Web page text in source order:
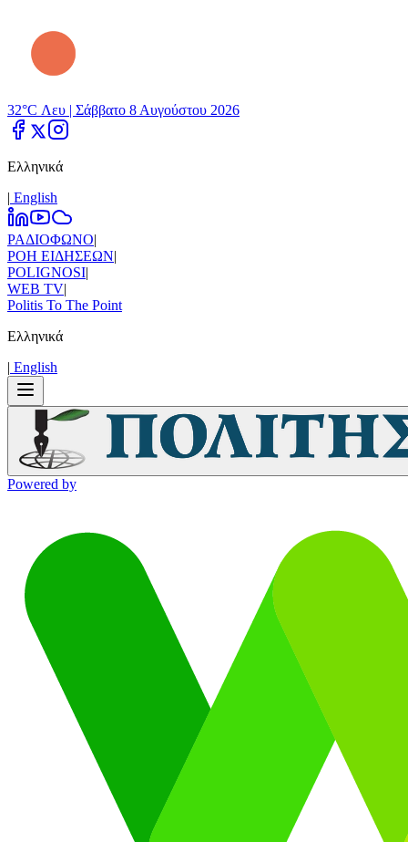
32°C Λευ | Σάββατο 8 Αυγούστου 2026
Ελληνικά
| Εnglish
ΡΑΔΙΟΦΩΝΟ|
ΡΟΗ ΕΙΔΗΣΕΩΝ|
POLIGNOSI|
WEB TV|
Politis To The Point
Ελληνικά
| Εnglish
Powered by